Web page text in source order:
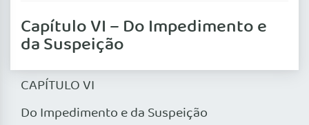
Capítulo VI – Do Impedimento e
da Suspeição
CAPÍTULO VI
Do Impedimento e da Suspeição